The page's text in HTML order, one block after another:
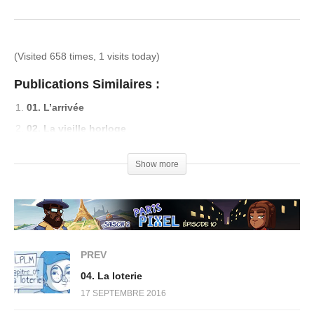
(Visited 658 times, 1 visits today)
Publications Similaires :
01. L’arrivée
02. La vieille horloge
Show more
PREV
04. La loterie
17 SEPTEMBRE 2016